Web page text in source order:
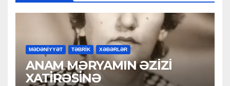
MƏDƏNİYYƏT TƏBRİK XƏBƏRLƏR
ANAM MƏRYAMIN ƏZİZİ
XATİRƏSİNƏ